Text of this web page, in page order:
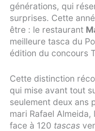
générations, qui
surprises. Cette
être : le restaurant
meilleure tasca du
édition du concours
Cette distinction
qui mise avant tout
seulement deux ans
mari Rafael Almeida,
face à 120 tascas